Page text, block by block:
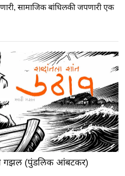
सामाजिक बांधिलकी जपणारी एक
गझल (पुंडलिक आंबटकर)